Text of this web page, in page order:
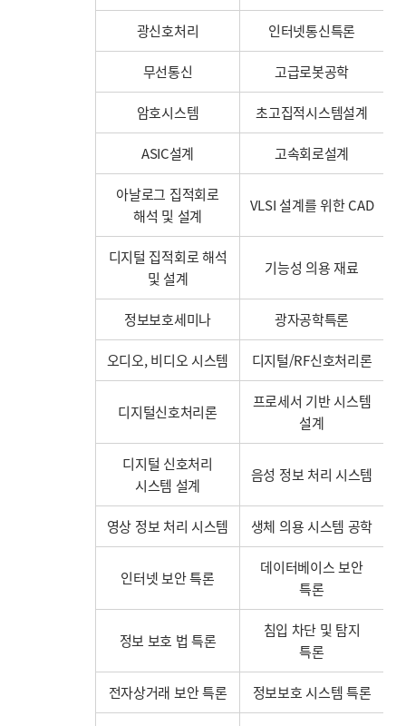
광신호처리 인터넷통신특론
무선통신 고급로봇공학
암호시스템 초고집적시스템설계
ASIC설계 고속회로설계
아날로그 집적회로
해석 및 설계
VLSI 설계를 위한 CAD
디지털 집적회로 해석
및 설계
기능성 의용 재료
정보보호세미나 광자공학특론
오디오, 비디오 시스템 디지털/RF신호처리론
디지털신호처리론
프로세서 기반 시스템
설계
디지털 신호처리
시스템 설계
음성 정보 처리 시스템
영상 정보 처리 시스템 생체 의용 시스템 공학
인터넷 보안 특론
데이터베이스 보안
특론
정보 보호 법 특론
침입 차단 및 탐지
특론
전자상거래 보안 특론 정보보호 시스템 특론